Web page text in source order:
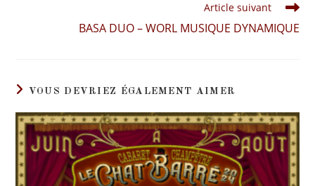
Article suivant
BASA DUO – WORL MUSIQUE DYNAMIQUE
VOUS DEVRIEZ ÉGALEMENT AIMER